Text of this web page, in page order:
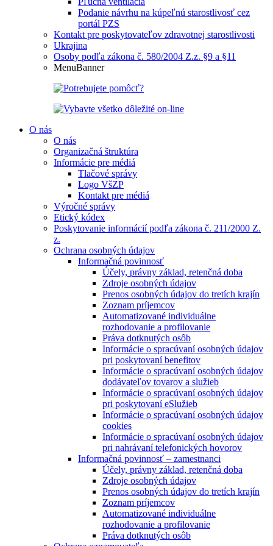
Podanie návrhu na kúpeľnú starostlivosť cez
portál PZS
Kontakt pre poskytovateľov zdravotnej starostlivosti
Ukrajina
Osoby podľa zákona č. 580/2004 Z.z. §9 a §11
MenuBanner
O nás
O nás
Organizačná štruktúra
Informácie pre médiá
Tlačové správy
Logo VšZP
Kontakt pre médiá
Výročné správy
Etický kódex
Poskytovanie informácií podľa zákona č. 211/2000 Z.
z.
Ochrana osobných údajov
Informačná povinnosť
Účely, právny základ, retenčná doba
Zdroje osobných údajov
Prenos osobných údajov do tretích krajín
Zoznam príjemcov
Automatizované individuálne
rozhodovanie a profilovanie
Práva dotknutých osôb
Informácie o spracúvaní osobných údajov
pri poskytovaní benefitov
Informácie o spracúvaní osobných údajov
dodávateľov tovarov a služieb
Informácie o spracúvaní osobných údajov
pri poskytovaní eSlužieb
Informácie o spracúvaní osobných údajov
cookies
Informácie o spracúvaní osobných údajov
pri nahrávaní telefonických hovorov
Informačná povinnosť – zamestnanci
Účely, právny základ, retenčná doba
Zdroje osobných údajov
Prenos osobných údajov do tretích krajín
Zoznam príjemcov
Automatizované individuálne
rozhodovanie a profilovanie
Práva dotknutých osôb